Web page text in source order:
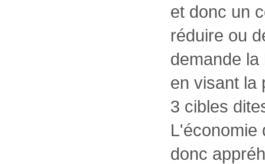
et donc un
réduire ou
demande
en visant la
3 cibles
L'économie
donc